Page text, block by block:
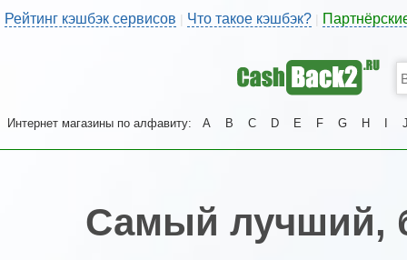
Рейтинг кэшбэк сервисов | Что такое кэшбэк?
Интернет магазины по алфавиту: A B C D E F G H
Самый лучший,